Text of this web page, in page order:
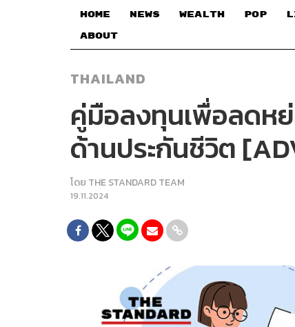
HOME NEWS WEALTH POP
ABOUT
THAILAND
คู่มือลงทุนเพื่อลดห
ด้านประกันชีวิต
โดย THE STANDARD TEAM
19.11.2024